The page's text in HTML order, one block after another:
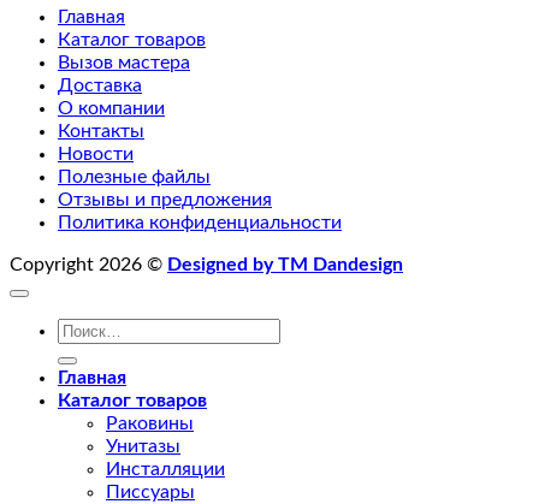
Главная
Каталог товаров
Вызов мастера
Доставка
О компании
Контакты
Новости
Полезные файлы
Отзывы и предложения
Политика конфиденциальности
Copyright 2026 © Designed by TM Dandesign
Искать:
Главная
Каталог товаров
Раковины
Унитазы
Инсталляции
Писсуары